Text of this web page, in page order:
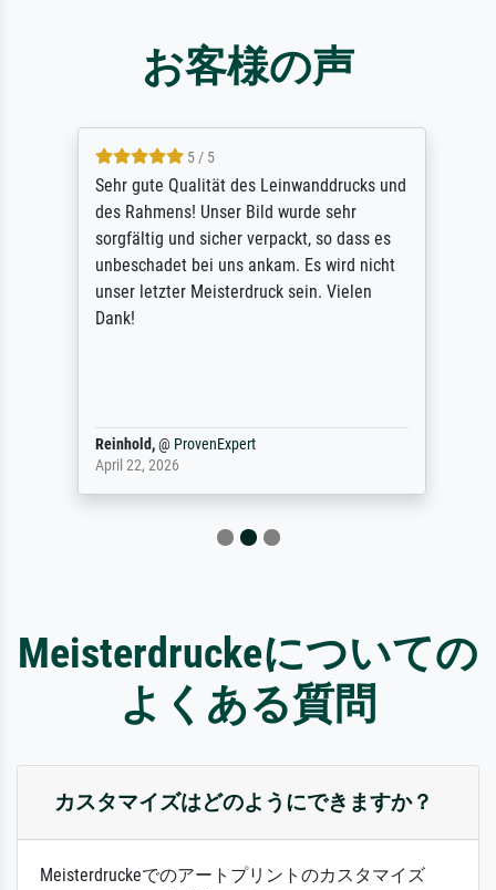
お客様の声
5 / 5
Sehr gute Qualität des Leinwanddrucks und
des Rahmens! Unser Bild wurde sehr
sorgfältig und sicher verpackt, so dass es
unbeschadet bei uns ankam. Es wird nicht
unser letzter Meisterdruck sein. Vielen
Dank!
Reinhold,@ ProvenExpert
April 22, 2026
Meisterdruckeについての
よくある質問
カスタマイズはどのようにできますか？
Meisterdruckeでのアートプリントのカスタマイズ